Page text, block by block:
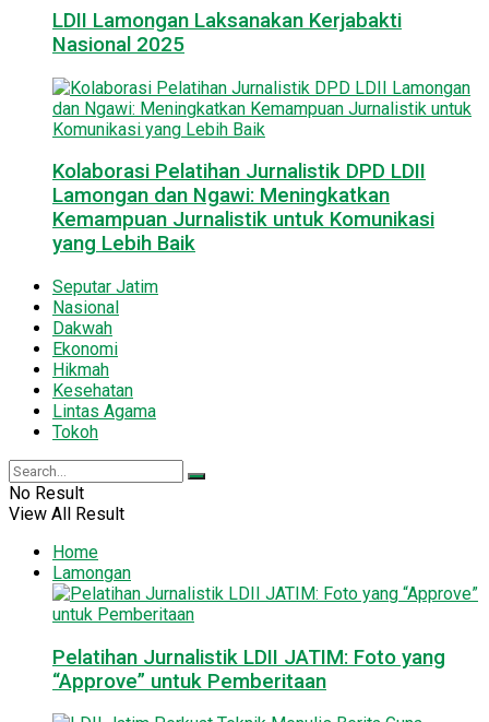
LDII Lamongan Laksanakan Kerjabakti
Nasional 2025
Kolaborasi Pelatihan Jurnalistik DPD LDII
Lamongan dan Ngawi: Meningkatkan
Kemampuan Jurnalistik untuk Komunikasi
yang Lebih Baik
Seputar Jatim
Nasional
Dakwah
Ekonomi
Hikmah
Kesehatan
Lintas Agama
Tokoh
No Result
View All Result
Home
Lamongan
Pelatihan Jurnalistik LDII JATIM: Foto yang
“Approve” untuk Pemberitaan